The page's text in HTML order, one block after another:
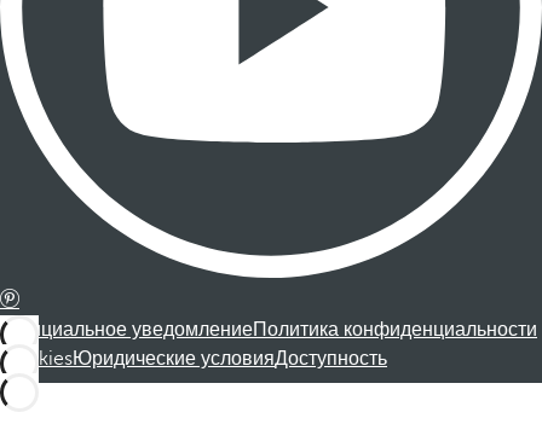
Официальное уведомлениеПолитика конфиденциальности
CookiesЮридические условияДоступность